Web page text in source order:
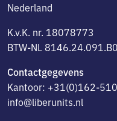
Nederland
K.v.K. nr. 18078773
BTW-NL
Contactgegevens
Kantoor: +31(0)162-
info@liberunits.nl